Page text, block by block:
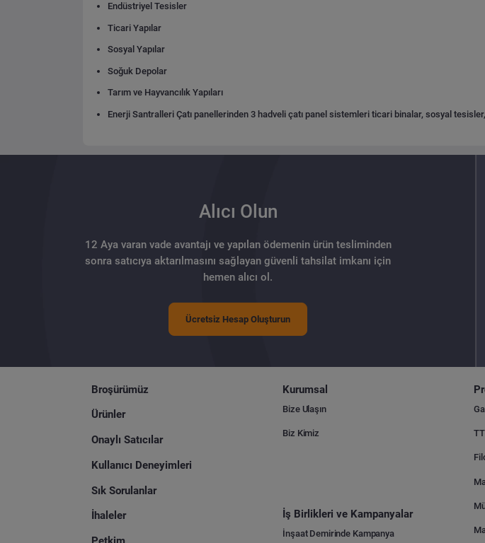
Endüstriyel Tesisler
Ticari Yapılar
Sosyal Yapılar
Soğuk Depolar
Tarım ve Hayvancılık Yapıları
Enerji Santralleri Çatı panellerinden 3 hadveli çatı panel sistemleri ticari binalar, sosyal
Alıcı Olun
12 Aya varan vade avantajı ve yapılan ödemenin ürün tesliminden
sonra satıcıya aktarılmasını sağlayan güvenli tahsilat imkanı için
hemen alıcı ol.
Ücretsiz Hesap Oluşturun
Broşürümüz
Ürünler
Onaylı Satıcılar
Kullanıcı Deneyimleri
Sık Sorulanlar
İhaleler
Kurumsal
Bize Ulaşın
Biz Kimiz
İş Birlikleri ve Kampanyalar
İnşaat Demirinde Kampanya